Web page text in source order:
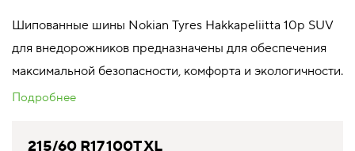
Шипованные шины Nokian Tyres Hakkapeliitta 10p SUV
для внедорожников предназначены для обеспечения
максимальной безопасности, комфорта и экологичности.
Подробнее
215/60 R17 100T XL